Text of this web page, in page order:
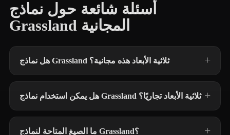
أسئلة شائعة حول نماذج
Grassland المجانية
هل نماذج Grassland ثلاثية الأبعاد هذه مجانية؟
هل يمكن استخدام نماذج Grassland ثلاثية الأبعاد تجاريًا؟
ما الصيغ المتاحة لنماذج Grassland؟